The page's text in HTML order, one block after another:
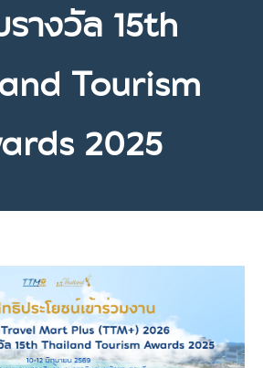
รางวัล 15th
Tourism
2025